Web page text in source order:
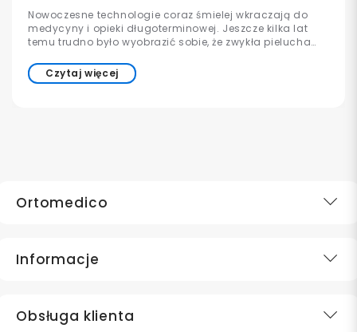
Nowoczesne technologie coraz śmielej wkraczają do
medycyny i opieki długoterminowej. Jeszcze kilka lat
temu trudno było wyobrazić sobie, że zwykła pielucha
informować opiekuna o konieczności wymiany. Dziś
takie rozwiązania już istnieją i są stopniowo wdrażane w
Czytaj więcej
Ortomedico
Informacje
Obsługa klienta